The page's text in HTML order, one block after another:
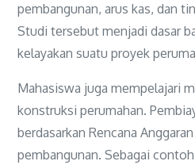
pembangunan, arus kas, dan
Studi tersebut menjadi dasar
kelayakan suatu proyek
Mahasiswa juga mempelajari
konstruksi perumahan.
berdasarkan Rencana
pembangunan. Sebagai